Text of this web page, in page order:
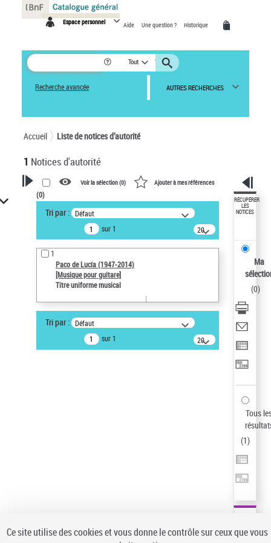
Espace personnel Aide Une question ? Historique
Tout
Recherche avancée AUTRES RECHERCHES
Accueil Liste de notices d’autorité
1 Notices d'autorité
VOTRE RECHERCHE
Recherche avancée dans les
notices d’autorité
Œuvres liées à l'auteur :
Paco de Lucía (1947-2014)
Type de notice d'autorité
Pays
ne s'applique pas
Voir la sélection (0) Ajouter à mes références
(0)
Tri par : Défaut
sur 1
20
résultats/page
1
Paco de Lucía (1947-2014)
[Musique pour guitare]
Titre uniforme musical
Tri par : Défaut
sur 1
20
résultats/page
RÉCUPÉRER
LES
NOTICES
Ma
(0)
Tous
(1)
Panneau de gestion des cookies
Ce site utilise des cookies et vous donne le contrôle sur ceux que vous